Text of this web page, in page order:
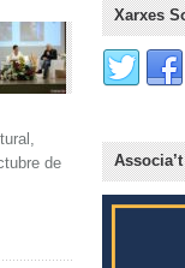
de
Xarxes
Associa’t